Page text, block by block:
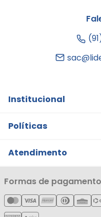
Institucional
Quem somos
Notícias
Cartão Líderzan
Políticas
Trocas e Devoluções
Política de Privacidade
Política de Entrega
Política de Reembolso
Atendimento
Minha Conta
Meus Pedidos
Meus Favoritos
Formas de